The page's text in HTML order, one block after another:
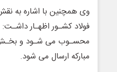
وی همچنین با اشاره به
فولاد کشـور اظهـار
محسـوب می شـود و بخـش
مبارکه ارسال می شود.